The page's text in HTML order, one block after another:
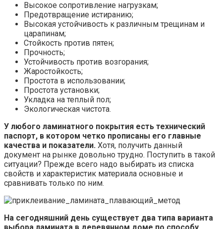
Высокое сопротивление нагрузкам;
Предотвращение истиранию;
Высокая устойчивость к различным трещинам и
царапинам;
Стойкость против пятен;
Прочность;
Устойчивость против возгорания;
Жаростойкость;
Простота в использовании;
Простота установки;
Укладка на теплый пол;
Экологическая чистота.
У любого ламинатного покрытия есть технический
паспорт, в котором четко прописаны его главные
качества и показатели. Хотя, получить данный
документ на рынке довольно трудно. Поступить в такой
ситуации? Прежде всего надо выбирать из списка
свойств и характеристик материала основные и
сравнивать только по ним.
На сегодняшний день существует два типа варианта